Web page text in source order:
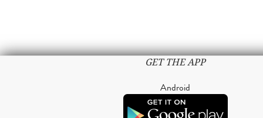
GET THE APP
Android